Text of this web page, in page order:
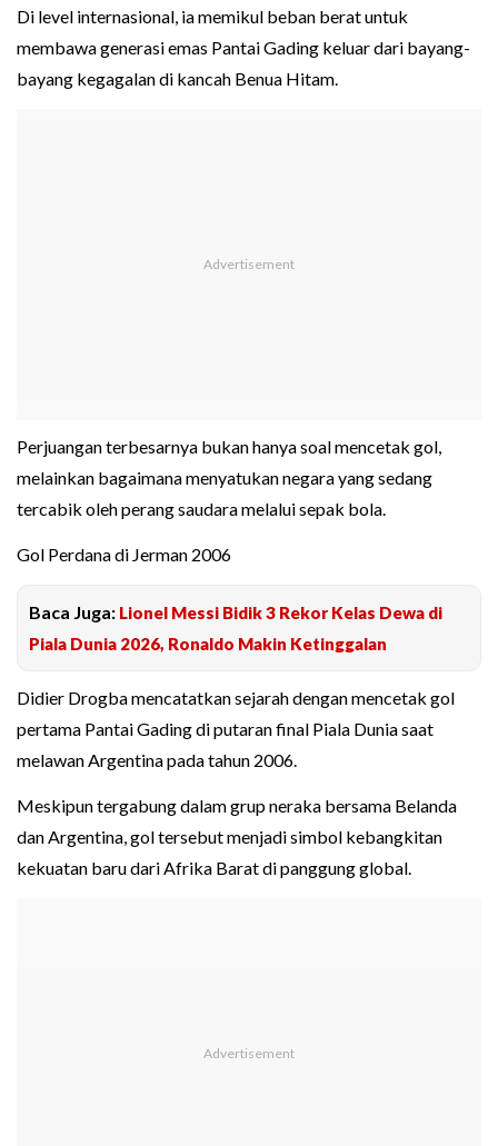
Di level internasional, ia memikul beban berat untuk
membawa generasi emas Pantai Gading keluar dari bayang-
bayang kegagalan di kancah Benua Hitam.
Perjuangan terbesarnya bukan hanya soal mencetak gol,
melainkan bagaimana menyatukan negara yang sedang
tercabik oleh perang saudara melalui sepak bola.
Gol Perdana di Jerman 2006
Baca Juga: Lionel Messi Bidik 3 Rekor Kelas Dewa di
Piala Dunia 2026, Ronaldo Makin Ketinggalan
Didier Drogba mencatatkan sejarah dengan mencetak gol
pertama Pantai Gading di putaran final Piala Dunia saat
melawan Argentina pada tahun 2006.
Meskipun tergabung dalam grup neraka bersama Belanda
dan Argentina, gol tersebut menjadi simbol kebangkitan
kekuatan baru dari Afrika Barat di panggung global.